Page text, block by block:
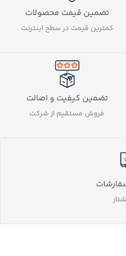
تضمین قیمت محصولات
کمترین قیمت در سطح اینترنت
تضمین کیفیت و اصالت
فروش مستقیم از شرکت